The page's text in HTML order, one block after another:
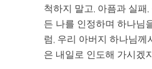
척하지 말고, 아픔과 실패
든 나를 인정하며 하나님
럼, 우리 아버지 하나님께
은 내일로 인도해 가시겠